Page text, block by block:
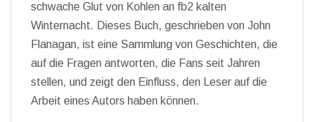
schwache Glut von Kohlen an fb2 kalten
Winternacht. Dieses Buch, geschrieben von John
Flanagan, ist eine Sammlung von Geschichten, die
auf die Fragen antworten, die Fans seit Jahren
stellen, und zeigt den Einfluss, den Leser auf die
Arbeit eines Autors haben können.